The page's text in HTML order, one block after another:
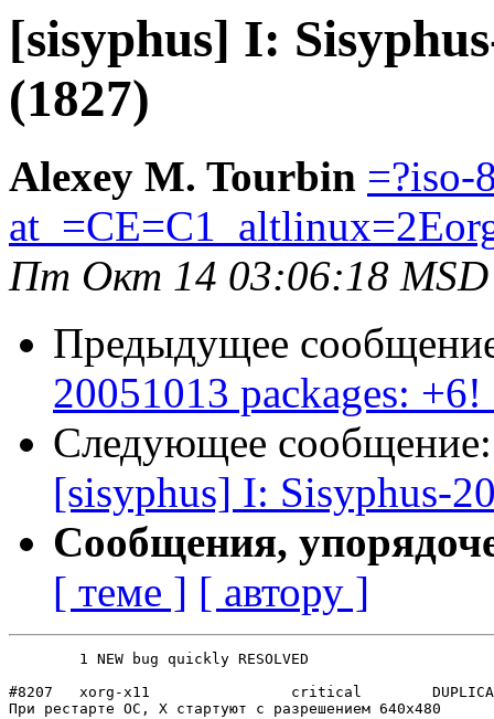
[sisyphus] I:
(1827)
Alexey M. Tourbin =?iso-
Пт Окт 14 03:06:18 MSD
Предыдущее
20051013 packages:
Следующее
[sisyphus] I: Sisyphus-
Сообщения,
[ теме ] [ автору ]
#8207	xorg-x11        	critical	DUPLICATE
При рестарте ОС, X стартуют с разрешением 640х480